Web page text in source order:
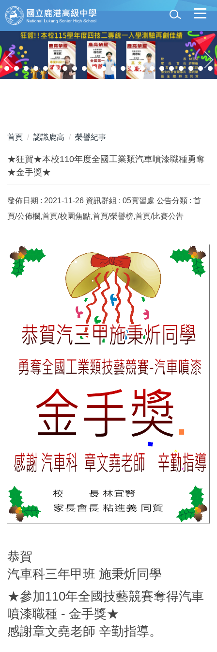
跳
到
主
內
容
區
首頁 認識鹿高 榮譽紀事
★狂賀★本校110年度全國工業類汽車噴漆職種勇奪
★金手獎★
發佈日期 : 2021-11-26 資訊群組 : 05實習處 公告分類 : 首
頁/公佈欄,首頁/校園焦點,首頁/榮譽榜,首頁/比賽公告
恭賀
汽車科三年甲班 施秉炘同學
★參加110年全國技藝競賽奪得汽車
噴漆職種 - 金手獎★
感謝章文堯老師 辛勤指導。